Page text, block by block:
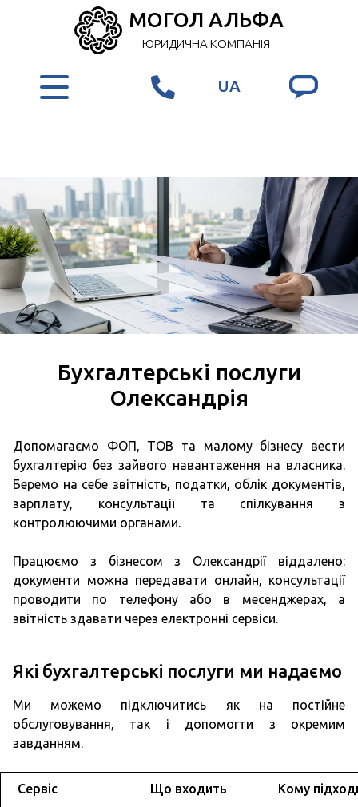
МОГОЛ АЛЬФА
ЮРИДИЧНА КОМПАНІЯ
UA
Бухгалтерські послуги
Олександрія
Допомагаємо ФОП, ТОВ та малому бізнесу вести
бухгалтерію без зайвого навантаження на власника.
Беремо на себе звітність, податки, облік документів,
зарплату, консультації та спілкування з
контролюючими органами.
Працюємо з бізнесом з Олександрії віддалено:
документи можна передавати онлайн, консультації
проводити по телефону або в месенджерах, а
звітність здавати через електронні сервіси.
Які бухгалтерські послуги ми надаємо
Ми можемо підключитись як на постійне
обслуговування, так і допомогти з окремим
завданням.
Сервіс Що входить Кому